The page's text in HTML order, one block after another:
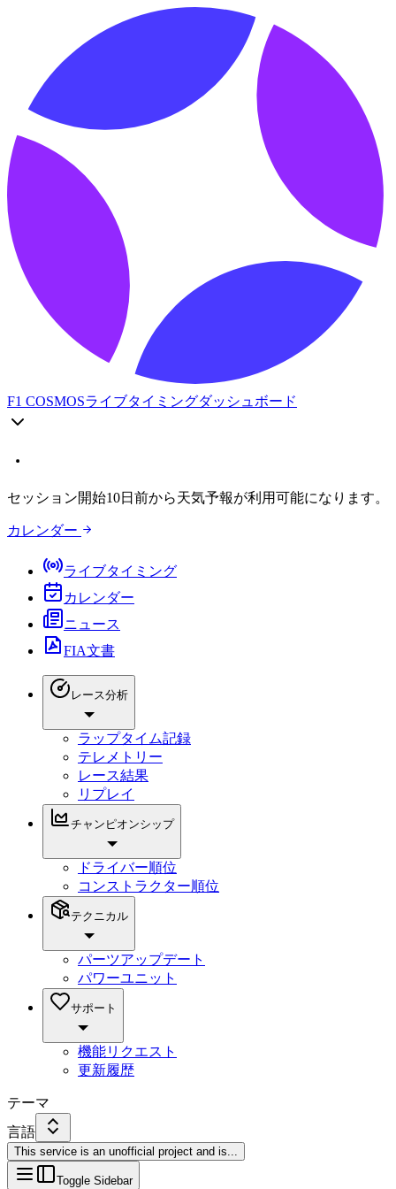
F1 COSMOSライブタイミングダッシュボード
セッション開始10日前から天気予報が利用可能になります。
カレンダー
ライブタイミング
カレンダー
ニュース
FIA文書
レース分析
ラップタイム記録
テレメトリー
レース結果
リプレイ
チャンピオンシップ
ドライバー順位
コンストラクター順位
テクニカル
パーツアップデート
パワーユニット
サポート
機能リクエスト
更新履歴
テーマ
言語
This service is an unofficial project and is...
Toggle Sidebar